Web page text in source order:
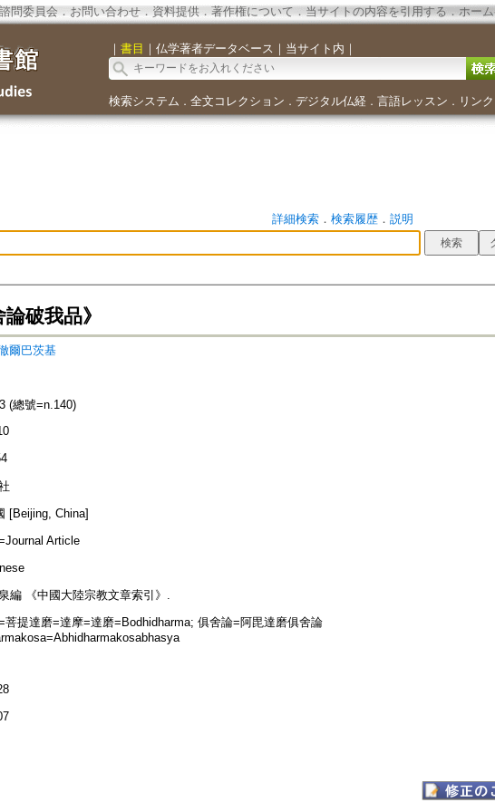
諮問委員会． お問い合わせ． 資料提供． 著作権について．当サイトの内容を引用する ． ホー
｜ 書目 ｜ 仏学著者データベース ｜ 当サイト内 ｜
検索システム ． 全文コレクション ． デジタル仏経． 言語レッスン ． リンク
詳細検索． 検索履歴． 説明
破我品》
爾巴茨基
(總號=n.140)
[Beijing, China]
Article
編 《中國大陸宗教文章索引》.
菩提達磨=達摩=達磨=Bodhidharma; 俱舍論=阿毘達磨俱舍論